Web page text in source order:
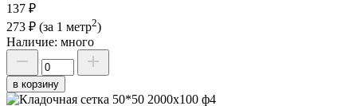
137 ₽
273 ₽ (за 1 метр2)
Наличие: много
в корзину